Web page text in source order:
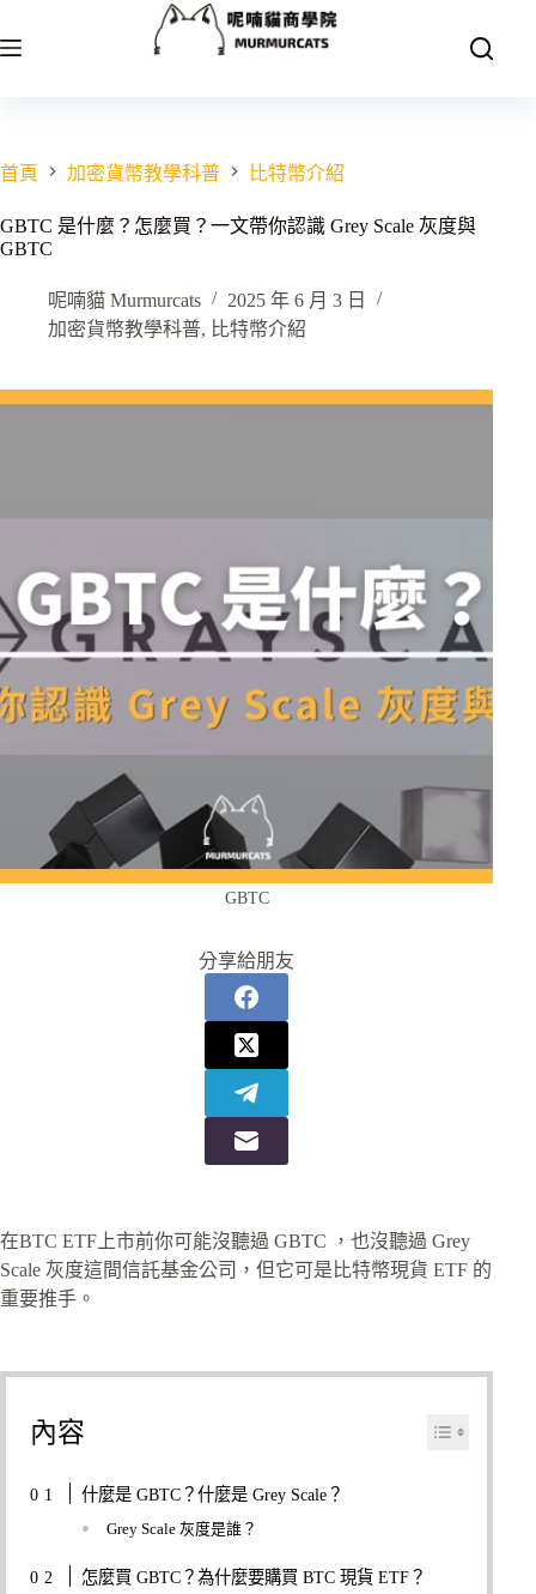
至
容
首頁 加密貨幣教學科普 比特幣介紹
GBTC 是什麼？怎麼買？一文帶你認識 Grey Scale 灰度與
GBTC
呢喃貓 Murmurcats
2025 年 6 月 3 日
加密貨幣教學科普, 比特幣介紹
GBTC
分享給朋友
在BTC ETF上市前你可能沒聽過 GBTC ，也沒聽過 Grey
Scale 灰度這間信託基金公司，但它可是比特幣現貨 ETF 的
重要推手。
內容
什麼是 GBTC？什麼是 Grey Scale？
Grey Scale 灰度是誰？
怎麼買 GBTC？為什麼要購買 BTC 現貨 ETF？